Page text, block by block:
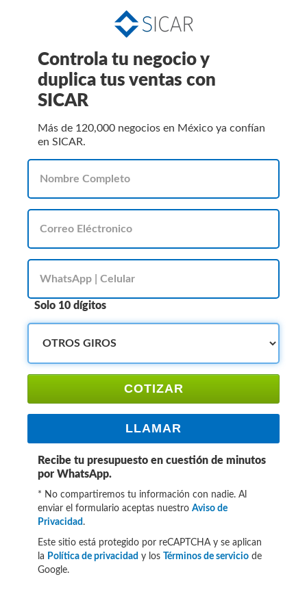
Controla tu negocio y
duplica tus ventas con
SICAR
Más de 120,000 negocios en México ya confían
en SICAR.
Solo 10 dígitos
COTIZAR
LLAMAR
Recibe tu presupuesto en cuestión de minutos
por WhatsApp.
* No compartiremos tu información con nadie. Al
enviar el formulario aceptas nuestro Aviso de
Privacidad .
Este sitio está protegido por reCAPTCHA y se aplican
la Política de privacidad y los Términos de servicio de
Google.